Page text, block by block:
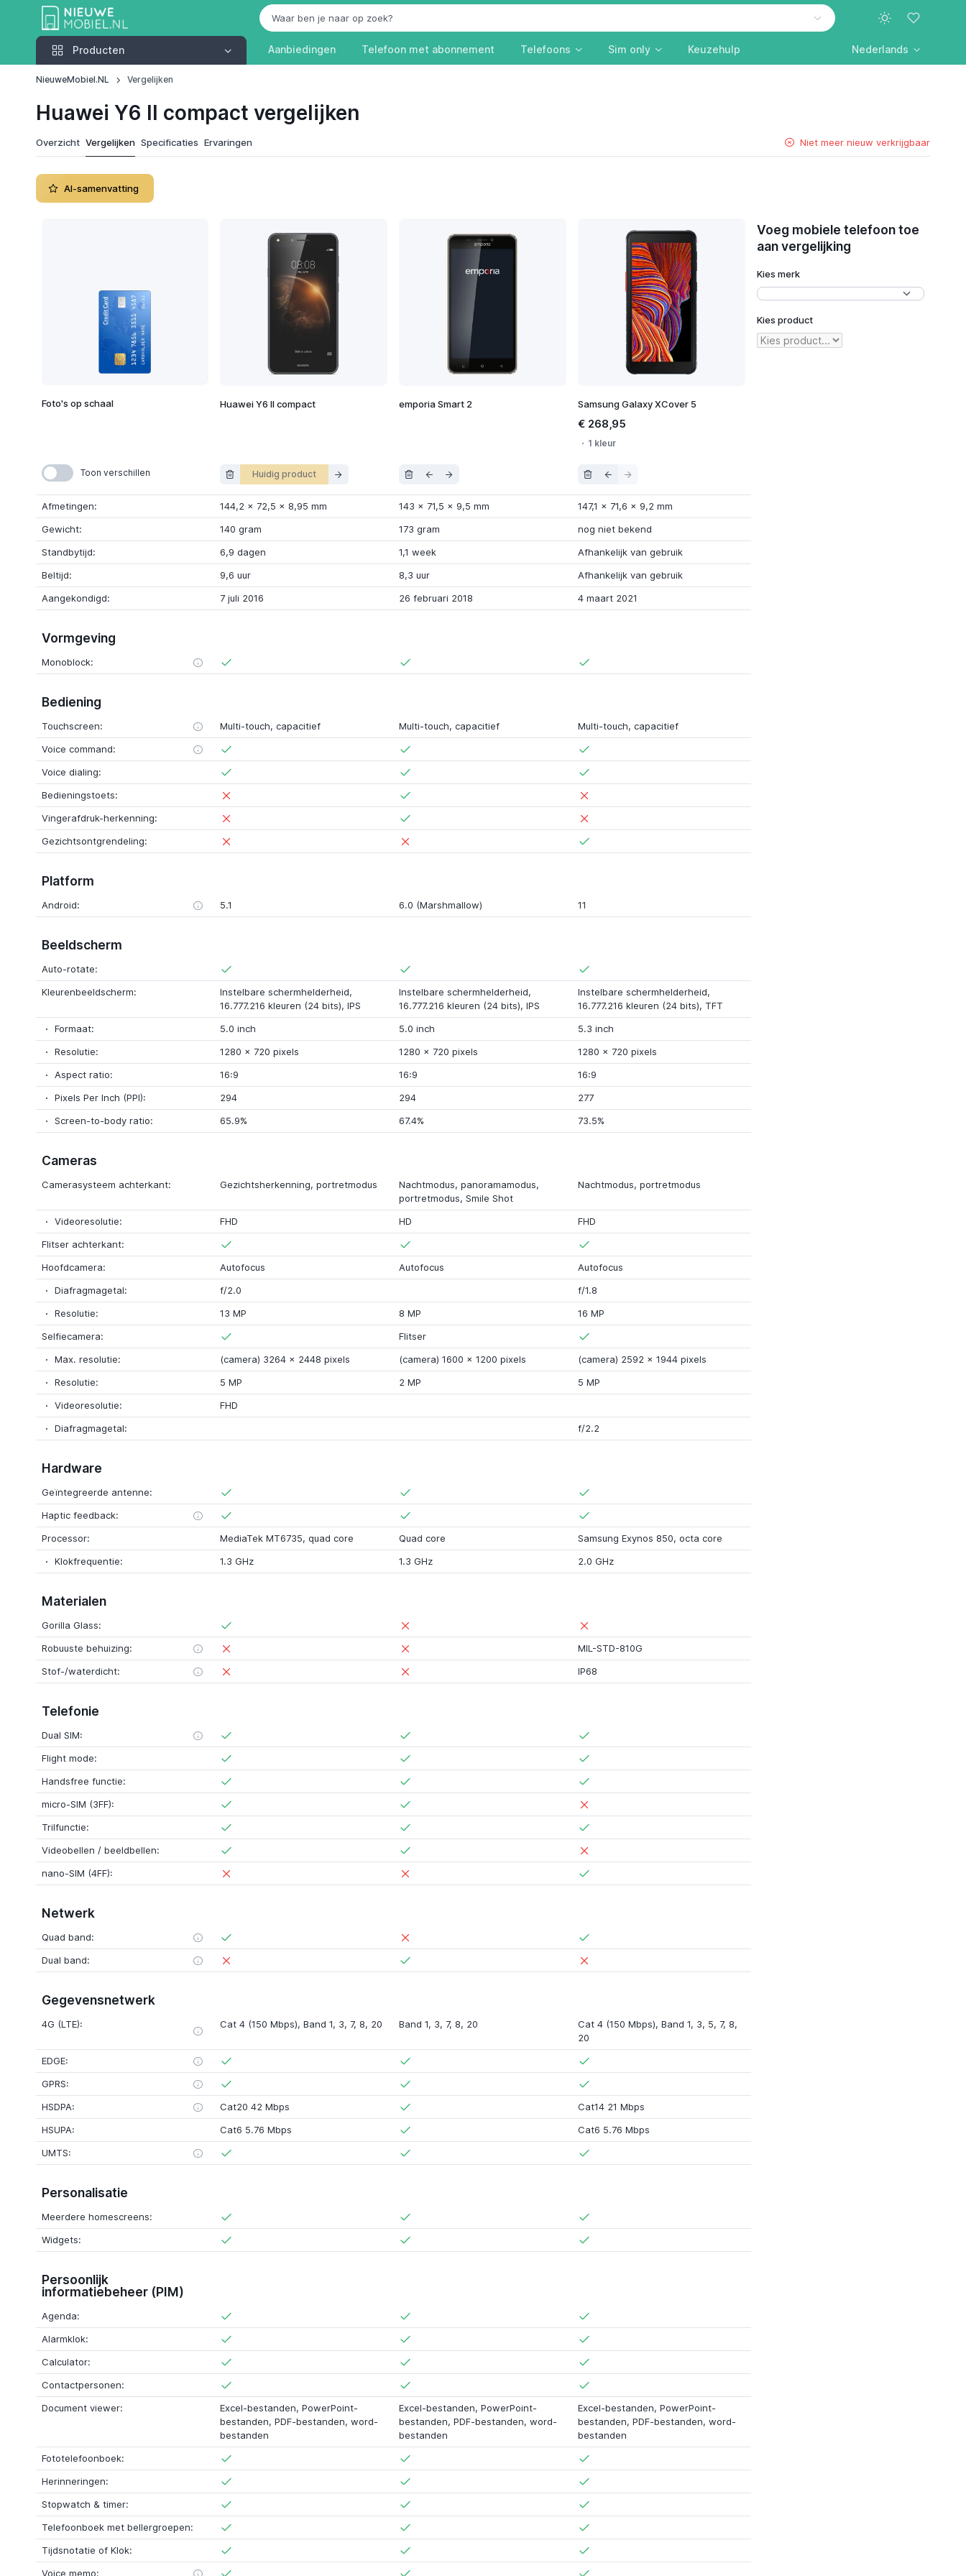
Producten
Producten Aanbiedingen Telefoon met abonnement Telefoons Sim only Keuzehulp Nederlands
NieuweMobiel.NL Vergelijken
Huawei Y6 II compact vergelijken
Overzicht Vergelijken Specificaties Ervaringen Niet meer nieuw verkrijgbaar
AI-samenvatting
Foto's op schaal Huawei Y6 II compact emporia Smart 2 Samsung Galaxy XCover 5
€ 268,95
1 kleur
Voeg mobiele telefoon toe
aan vergelijking
Kies merk
Kies product
Toon verschillen Huidig product
Afmetingen: 144,2 x 72,5 x 8,95 mm 143 x 71,5 x 9,5 mm 147,1 x 71,6 x 9,2 mm
Gewicht:
140 gram 173 gram
nog niet bekend
Standbytijd:
6,9 dagen 1,1 week
Afhankelijk van gebruik
Beltijd:
9,6 uur 8,3 uur
Afhankelijk van gebruik
Aangekondigd:
7 juli 2016 26 februari 2018 4 maart 2021
Vormgeving
Monoblock:
Bediening
Touchscreen: Multi-touch, capacitief Multi-touch, capacitief
Multi-touch, capacitief
Voice command:
Voice dialing:
Bedieningstoets:
Vingerafdruk-herkenning:
Gezichtsontgrendeling:
Platform
Android: 5.1 6.0 (Marshmallow) 11
Beeldscherm
Auto-rotate:
Kleurenbeeldscherm:
Instelbare schermhelderheid,
16.777.216 kleuren (24 bits), IPS
Instelbare schermhelderheid,
16.777.216 kleuren (24 bits), IPS
Instelbare schermhelderheid,
16.777.216 kleuren (24 bits), TFT
Formaat:
5.0 inch 5.0 inch
5.3 inch
Resolutie:
1280 x 720 pixels 1280 x 720 pixels
1280 x 720 pixels
Aspect ratio:
16:9 16:9
16:9
Pixels Per Inch (PPI):
294 294
277
Screen-to-body ratio:
65.9% 67.4% 73.5%
Cameras
Camerasysteem achterkant: Gezichtsherkenning, portretmodus Nachtmodus, panoramamodus,
portretmodus, Smile Shot
Nachtmodus, portretmodus
Videoresolutie: FHD HD
FHD
Flitser achterkant:
Hoofdcamera:
Autofocus Autofocus
Autofocus
Diafragmagetal:
f/2.0
f/1.8
Resolutie:
13 MP 8 MP
16 MP
Selfiecamera:
Flitser
Max. resolutie:
(camera) 3264x 2448 pixels (camera) 1600 x 1200 pixels (camera) 2592 x 1944 pixels
Resolutie:
5 MP 2 MP
5 MP
Videoresolutie:
FHD
Diafragmagetal:
f/2.2
Hardware
Geïntegreerde antenne:
Haptic feedback:
Processor:
MediaTek MT6735, quad core Quad core Samsung Exynos 850, octa core
Klokfrequentie:
1.3 GHz 1.3 GHz 2.0 GHz
Materialen
Gorilla Glass:
Robuuste behuizing:
MIL-STD-810G
Stof-/waterdicht:
IP68
Telefonie
Dual SIM:
Flight mode:
Handsfree functie:
micro-SIM (3FF):
Trilfunctie:
Videobellen / beeldbellen:
nano-SIM (4FF):
Netwerk
Quad band:
Dual band:
Gegevensnetwerk
4G (LTE): Cat 4 (150 Mbps), Band 1, 3, 7, 8, 20 Band 1, 3, 7, 8, 20 Cat 4 (150 Mbps), Band 1, 3, 5, 7, 8,
20
EDGE:
GPRS:
HSDPA:
Cat20 42 Mbps
Cat14 21 Mbps
HSUPA:
Cat6 5.76 Mbps
Cat6 5.76 Mbps
UMTS:
Personalisatie
Meerdere homescreens:
Widgets:
Persoonlijk
informatiebeheer (PIM)
Agenda:
Alarmklok:
Calculator:
Contactpersonen:
Document viewer:
Excel-bestanden, PowerPoint-
bestanden, PDF-bestanden, word-
bestanden
Excel-bestanden, PowerPoint-
bestanden, PDF-bestanden, word-
bestanden
Excel-bestanden, PowerPoint-
bestanden, PDF-bestanden, word-
bestanden
Fototelefoonboek:
Herinneringen:
Stopwatch & timer:
Telefoonboek met bellergroepen:
Tijdsnotatie of Klok:
Voice memo: